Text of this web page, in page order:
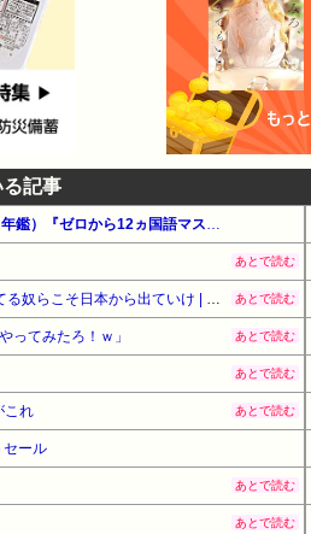
記事
【最大65%OFF】Amazon公式 Kindle本 サマーセール第2弾（語学・辞事典・年鑑）『ゼロから12ヵ国語マスターした私の最強の外国語習得法』他
あとで読む
［社説］永住厳格化で外国人の定着意欲をそぐな | 外国人受け入れに反対してる奴らこそ日本から出ていけ | 重税で国民の労働意欲を削ぐな あとで読む
ってみたろ！ｗ」 あとで読む
あとで読む
これ あとで読む
セール
あとで読む
あとで読む